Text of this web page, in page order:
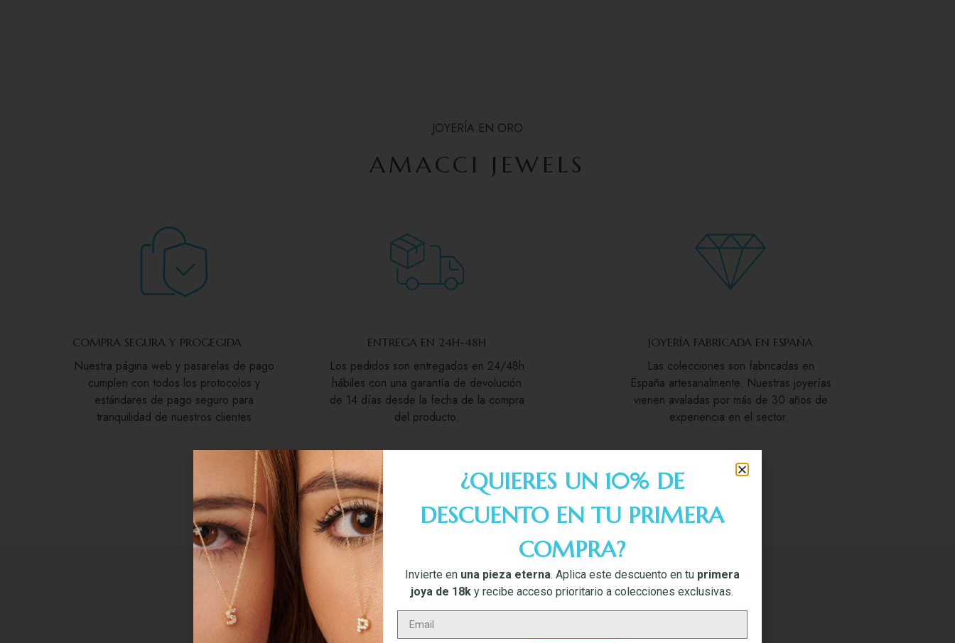
JOYERÍA EN ORO
AMACCI JEWELS
COMPRA SEGURA Y PROGEGIDA
Nuestra página web y pasarelas de pago
cumplen con todos los protocolos y
estándares de pago seguro para
tranquilidad de nuestros clientes
ENTREGA EN 24H-48H
Los pedidos son entregados en 24/48h
hábiles con una garantía de devolución
de 14 días desde la fecha de la compra
del producto.
JOYERÍA FABRICADA EN ESPAÑA
Las colecciones son fabricadas en
España artesanalmente. Nuestras joyerías
vienen avaladas por más de 30 años de
experiencia en el sector.
TAMBIÉN PODRÍA INTERESARTE
¿QUIERES UN 10% DE
DESCUENTO EN TU PRIMERA
COMPRA?
Invierte en una pieza eterna. Aplica este descuento en tu primera
joya de 18k y recibe acceso prioritario a colecciones exclusivas.